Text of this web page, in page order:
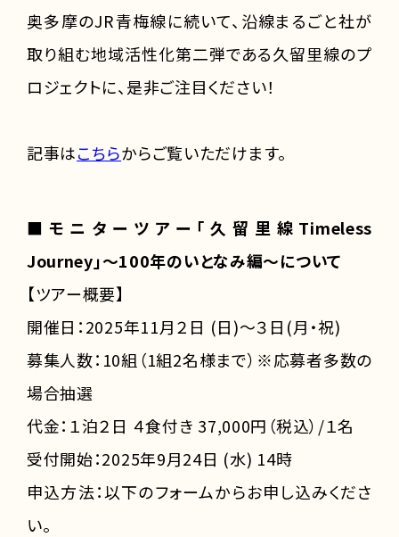
奥多摩のJR青梅線に続いて、沿線まるごと社が
取り組む地域活性化第二弾である久留里線のプ
ロジェクトに、是非ご注目ください！
記事はこちらからご覧いただけます。
■ モニターツアー「久留里線Timeless
Journey」～100年のいとなみ編～について
【ツアー概要】
開催日：2025年11月２日 (日)～３日(月・祝)
募集人数：10組（1組2名様まで）※応募者多数の
場合抽選
代金：１泊２日 ４食付き 37,000円（税込）/１名
受付開始：2025年9月24日 (水) 14時
申込方法：以下のフォームからお申し込みくださ
い。